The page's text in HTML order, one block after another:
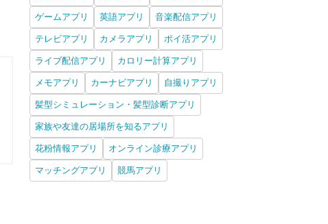
ゲームアプリ 英語アプリ 音楽配信アプリ
テレビアプリ カメラアプリ ポイ活アプリ
ライブ配信アプリ カロリー計算アプリ
メモアプリ カーナビアプリ 自撮りアプリ
髪型シミュレーション・髪型診断アプリ
家族や友達の居場所を知るアプリ
花粉情報アプリ オンライン診療アプリ
マッチングアプリ 競馬アプリ